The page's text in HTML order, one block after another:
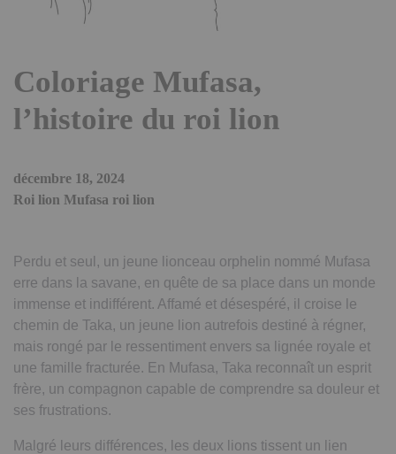
Coloriage Mufasa,
l’histoire du roi lion
décembre 18, 2024
Roi lion Mufasa roi lion
Perdu et seul, un jeune lionceau orphelin nommé Mufasa
erre dans la savane, en quête de sa place dans un monde
immense et indifférent. Affamé et désespéré, il croise le
chemin de Taka, un jeune lion autrefois destiné à régner,
mais rongé par le ressentiment envers sa lignée royale et
une famille fracturée. En Mufasa, Taka reconnaît un esprit
frère, un compagnon capable de comprendre sa douleur et
ses frustrations.
Malgré leurs différences, les deux lions tissent un lien